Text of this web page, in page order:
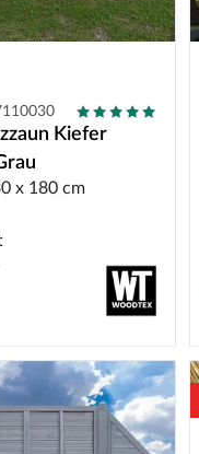
Kiefer
x 180 cm